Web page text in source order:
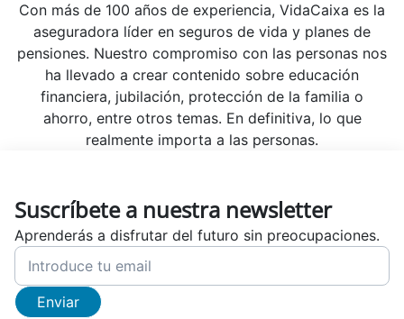
Con más de 100 años de experiencia, VidaCaixa es la
aseguradora líder en seguros de vida y planes de
pensiones. Nuestro compromiso con las personas nos
ha llevado a crear contenido sobre educación
financiera, jubilación, protección de la familia o
ahorro, entre otros temas. En definitiva, lo que
realmente importa a las personas.
Suscríbete a nuestra newsletter
Aprenderás a disfrutar del futuro sin preocupaciones.
Enviar